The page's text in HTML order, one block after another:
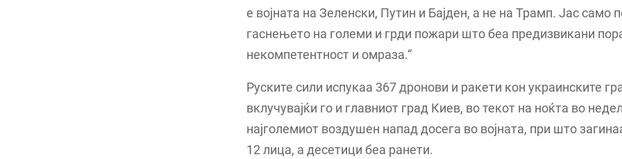
е војната на Зеленски, Путин и Бајден, а не на Трамп. Јас само
гаснењето на големи и грди пожари што беа предизвикани
некомпетентност и омраза.“
Руските сили испукаа 367 дронови и ракети кон украинските
вклучувајќи го и главниот град Киев, во текот на ноќта во
најголемиот воздушен напад досега во војната, при што
12 лица, а десетици беа ранети.